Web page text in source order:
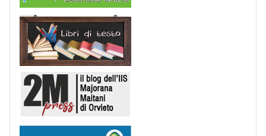
Libri di Testo
Scuola in chiaro